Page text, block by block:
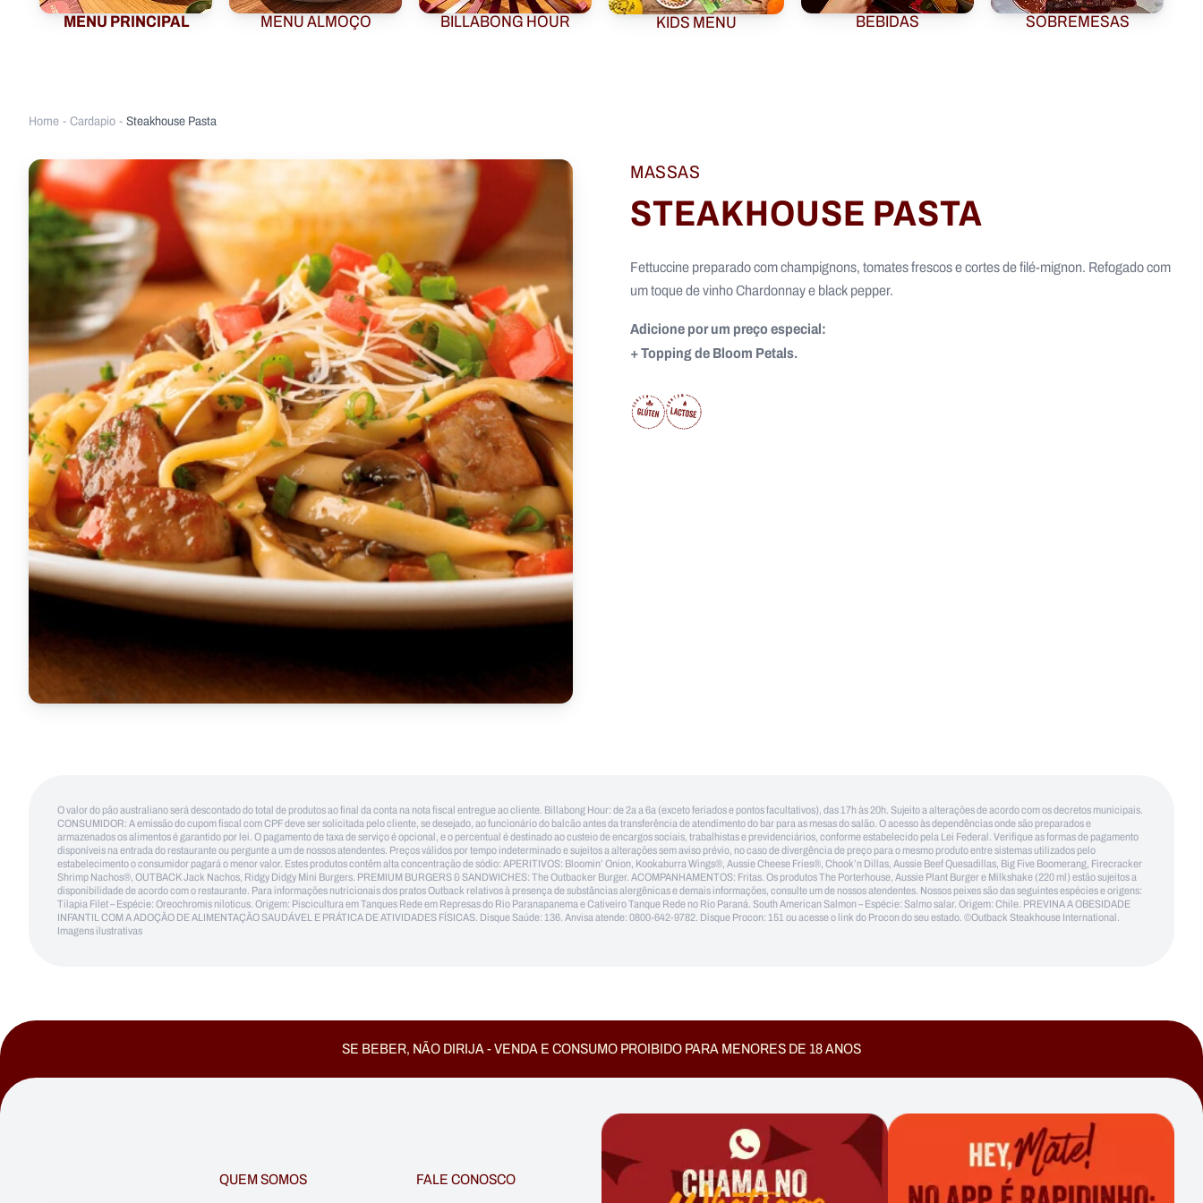
MENU PRINCIPAL MENU ALMOÇO BILLABONG HOUR KIDS MENU BEBIDAS SOBREMESAS
Home-Cardapio-Steakhouse Pasta
MASSAS
STEAKHOUSE PASTA
Fettuccine preparado com champignons, tomates frescos e cortes de filé-mignon. Refogado com
um toque de vinho Chardonnay e black pepper.
Adicione por um preço especial:
+ Topping de Bloom Petals.
O valor do pão australiano será descontado do total de produtos ao final da conta na nota fiscal entregue ao cliente. Billabong Hour: de 2a a 6a (exceto feriados e pontos facultativos), das 17h às 20h. Sujeito a alterações de acordo com os decretos municipais.
CONSUMIDOR: A emissão do cupom fiscal com CPF deve ser solicitada pelo cliente, se desejado, ao funcionário do balcão antes da transferência de atendimento do bar para as mesas do salão. O acesso às dependências onde são preparados e
armazenados os alimentos é garantido por lei. O pagamento de taxa de serviço é opcional, e o percentual é destinado ao custeio de encargos sociais, trabalhistas e previdenciários, conforme estabelecido pela Lei Federal. Verifique as formas de pagamento
disponíveis na entrada do restaurante ou pergunte a um de nossos atendentes. Preços válidos por tempo indeterminado e sujeitos a alterações sem aviso prévio, no caso de divergência de preço para o mesmo produto entre sistemas utilizados pelo
estabelecimento o consumidor pagará o menor valor. Estes produtos contêm alta concentração de sódio: APERITIVOS: Bloomin’ Onion, Kookaburra Wings®, Aussie Cheese Fries®, Chook’n Dillas, Aussie Beef Quesadillas, Big Five Boomerang, Firecracker
Shrimp Nachos®, OUTBACK Jack Nachos, Ridgy Didgy Mini Burgers. PREMIUM BURGERS & SANDWICHES: The Outbacker Burger. ACOMPANHAMENTOS: Fritas. Os produtos The Porterhouse, Aussie Plant Burger e Milkshake (220 ml) estão sujeitos a
disponibilidade de acordo com o restaurante. Para informações nutricionais dos pratos Outback relativos à presença de substâncias alergênicas e demais informações, consulte um de nossos atendentes. Nossos peixes são das seguintes espécies e origens:
Tilapia Filet – Espécie: Oreochromis niloticus. Origem: Piscicultura em Tanques Rede em Represas do Rio Paranapanema e Cativeiro Tanque Rede no Rio Paraná. South American Salmon – Espécie: Salmo salar. Origem: Chile. PREVINA A OBESIDADE
INFANTIL COM A ADOÇÃO DE ALIMENTAÇÃO SAUDÁVEL E PRÁTICA DE ATIVIDADES FÍSICAS. Disque Saúde: 136. Anvisa atende: 0800-642-9782. Disque Procon: 151 ou acesse o link do Procon do seu estado. ©Outback Steakhouse International.
Imagens ilustrativas
SE BEBER, NÃO DIRIJA - VENDA E CONSUMO PROIBIDO PARA MENORES DE 18 ANOS
QUEM SOMOS
FALE CONOSCO